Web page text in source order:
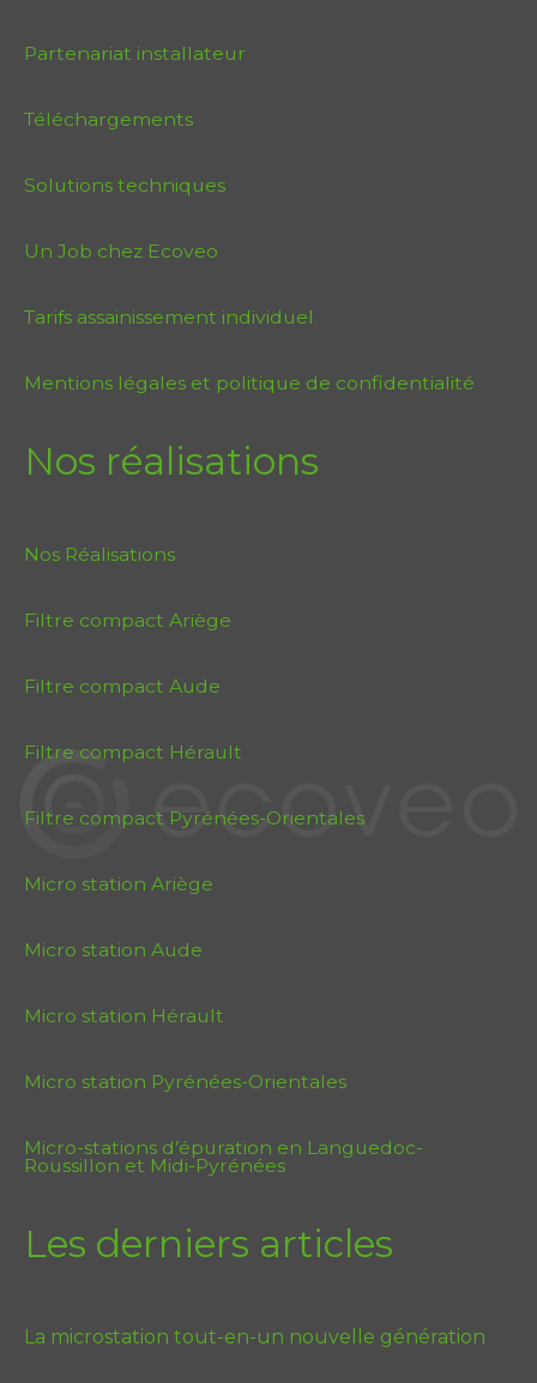
Partenariat installateur
Téléchargements
Solutions techniques
Un Job chez Ecoveo
Tarifs assainissement individuel
Mentions légales et politique de confidentialité
Nos réalisations
Nos Réalisations
Filtre compact Ariège
Filtre compact Aude
Filtre compact Hérault
Filtre compact Pyrénées-Orientales
Micro station Ariège
Micro station Aude
Micro station Hérault
Micro station Pyrénées-Orientales
Micro-stations d’épuration en Languedoc-
Roussillon et Midi-Pyrénées
Les derniers articles
La microstation tout-en-un nouvelle génération